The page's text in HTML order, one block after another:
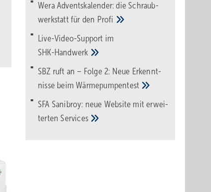
Wera Adventskalender: die Schraub­
werk­statt für den Pro­fi
Live-Video-Support im
SHK-Handwerk
SBZ ruft an – Folge 2: Neue Erkennt­
nisse beimWärme­pumpen­test
SFA Sanibroy: neue Web­site mit erwei­
tertenServices